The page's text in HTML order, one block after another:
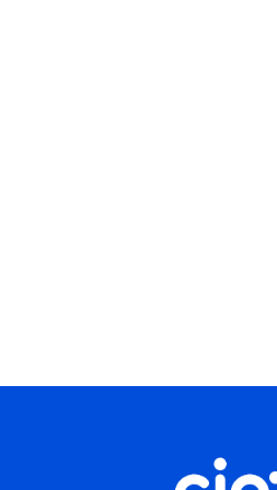
Informations utiles